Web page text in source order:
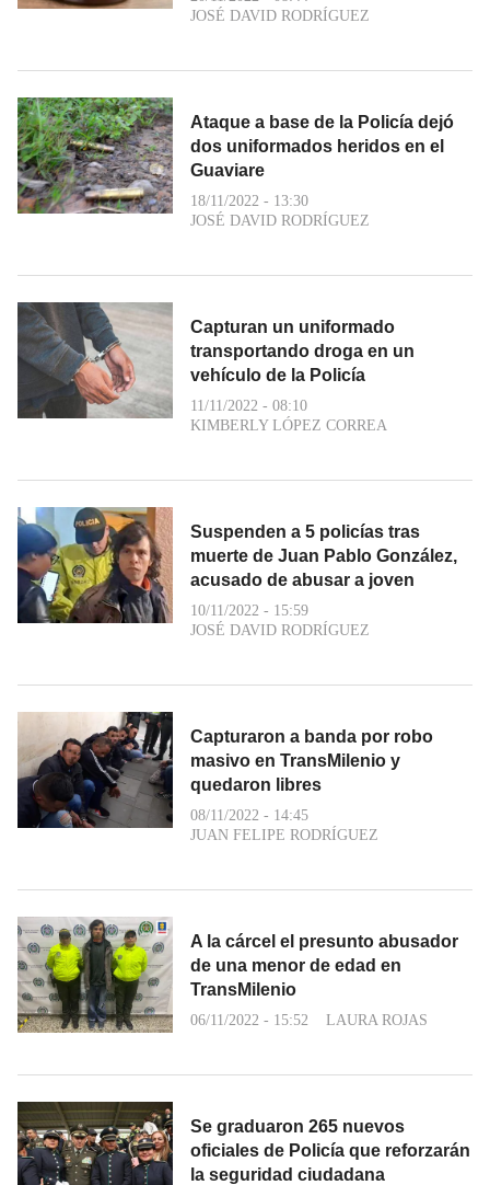
JOSÉ DAVID RODRÍGUEZ
Ataque a base de la Policía dejó
dos uniformados heridos en el
Guaviare
18/11/2022 - 13:30
JOSÉ DAVID RODRÍGUEZ
Capturan un uniformado
transportando droga en un
vehículo de la Policía
11/11/2022 - 08:10
KIMBERLY LÓPEZ CORREA
Suspenden a 5 policías tras
muerte de Juan Pablo González,
acusado de abusar a joven
10/11/2022 - 15:59
JOSÉ DAVID RODRÍGUEZ
Capturaron a banda por robo
masivo en TransMilenio y
quedaron libres
08/11/2022 - 14:45
JUAN FELIPE RODRÍGUEZ
A la cárcel el presunto abusador
de una menor de edad en
TransMilenio
06/11/2022 - 15:52 LAURA ROJAS
Se graduaron 265 nuevos
oficiales de Policía que reforzarán
la seguridad ciudadana